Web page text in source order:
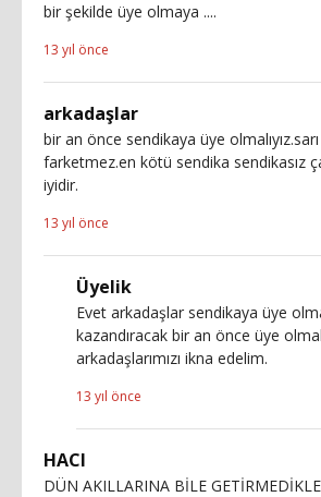
bir şekilde üye olmaya ....
13 yıl önce
arkadaşlar
bir an önce sendikaya üye olmalıyız.sarı
farketmez.en kötü sendika sendikasız
iyidir.
13 yıl önce
Üyelik
Evet arkadaşlar sendikaya üye
kazandıracak bir an önce üye
arkadaşlarımızı ikna edelim.
13 yıl önce
HACI
DÜN AKILLARINA BİLE